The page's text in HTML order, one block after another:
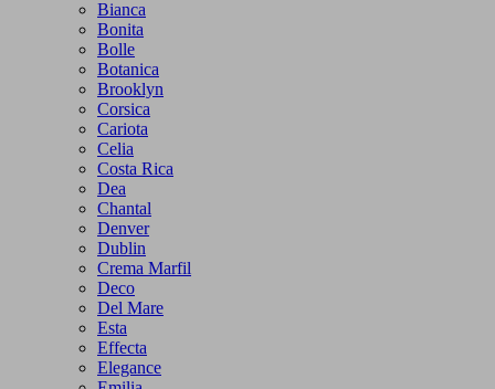
Bianca
Bonita
Bolle
Botanica
Brooklyn
Corsica
Cariota
Celia
Costa Rica
Dea
Chantal
Denver
Dublin
Crema Marfil
Deco
Del Mare
Esta
Effecta
Elegance